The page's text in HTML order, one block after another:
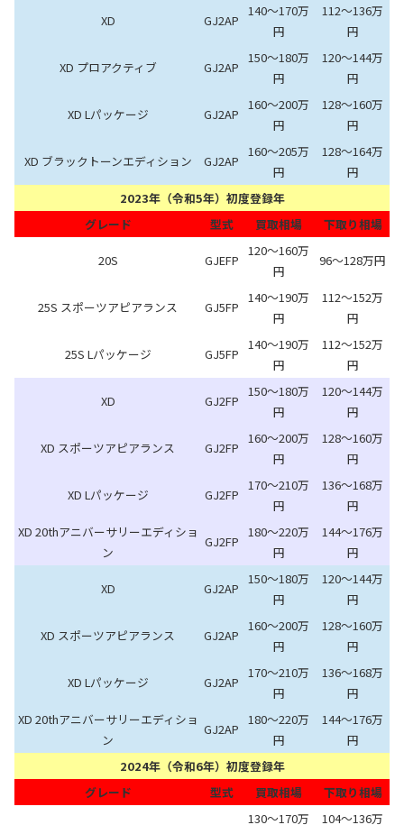
XD GJ2AP
140～170万
円
112～136万
円
XD プロアクティブ GJ2AP
150～180万
円
120～144万
円
XD Lパッケージ GJ2AP
160～200万
円
128～160万
円
XD ブラックトーンエディション GJ2AP
160～205万
円
128～164万
円
2023年（令和5年）初度登録年
グレード
型式 買取相場 下取り相場
20S GJEFP
120～160万
円
96～128万円
25S スポーツアピアランス GJ5FP
140～190万
円
112～152万
円
25S Lパッケージ GJ5FP
140～190万
円
112～152万
円
XD GJ2FP
150～180万
円
120～144万
円
XD スポーツアピアランス GJ2FP
160～200万
円
128～160万
円
XD Lパッケージ GJ2FP
170～210万
円
136～168万
円
XD 20thアニバーサリーエディショ
ン
GJ2FP
180～220万
円
144～176万
円
XD GJ2AP
150～180万
円
120～144万
円
XD スポーツアピアランス GJ2AP
160～200万
円
128～160万
円
XD Lパッケージ GJ2AP
170～210万
円
136～168万
円
XD 20thアニバーサリーエディショ
ン
GJ2AP
180～220万
円
144～176万
円
2024年（令和6年）初度登録年
グレード
型式 買取相場 下取り相場
130～170万
104～136万